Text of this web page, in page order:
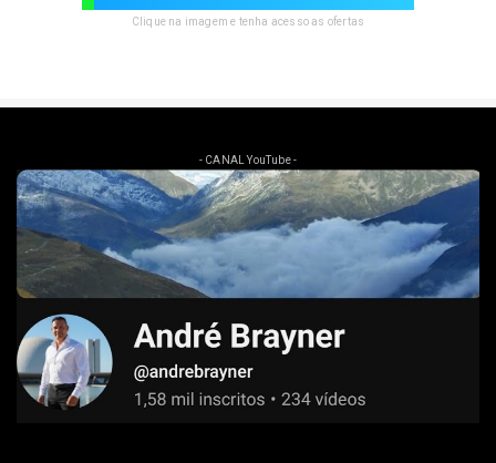
Clique na imagem e tenha acesso as ofertas
- CANAL YouTube -